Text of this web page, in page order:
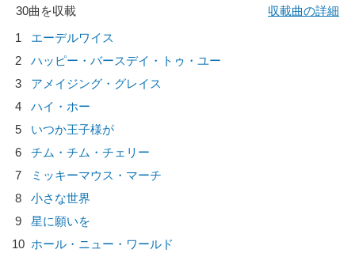
30曲を収載
収載曲の詳細
1
エーデルワイス
2
ハッピー・バースデイ・トゥ・ユー
3
アメイジング・グレイス
4
ハイ・ホー
5
いつか王子様が
6
チム・チム・チェリー
7
ミッキーマウス・マーチ
8
小さな世界
9
星に願いを
10 ホール・ニュー・ワールド